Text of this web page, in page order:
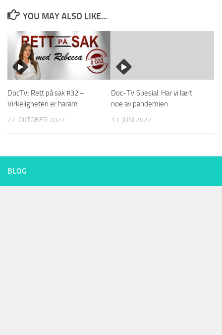
YOU MAY ALSO LIKE...
DocTV: Rett på sak #32 –
Virkeligheten er haram
27. OKTOBER 2022
Doc-TV Spesial: Har vi lært
noe av pandemien
13. JUNI 2022
BLOG